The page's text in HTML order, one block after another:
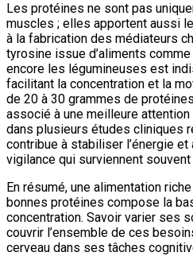
Les protéines ne sont pas
muscles ; elles apportent aussi
à la fabrication des médiateurs
tyrosine issue d’aliments
encore les légumineuses est
facilitant la concentration et la
de 20 à 30 grammes de
associé à une meilleure
dans plusieurs études cliniques
contribue à stabiliser l’énergie
vigilance qui surviennent
En résumé, une alimentation
bonnes protéines compose la
concentration. Savoir varier ses
couvrir l’ensemble de ces
cerveau dans ses tâches